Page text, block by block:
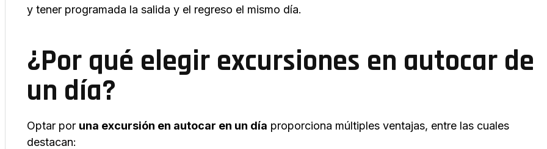
y tener programada la salida y el regreso el mismo día.
¿Por qué elegir excursiones en autocar de
un día?
Optar por una excursión en autocar en un día proporciona múltiples ventajas, entre las cuales
destacan: